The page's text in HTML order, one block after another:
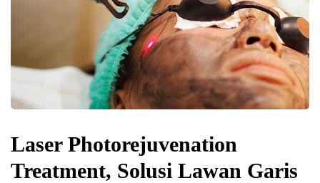
Laser Photorejuvenation
Treatment, Solusi Lawan Garis